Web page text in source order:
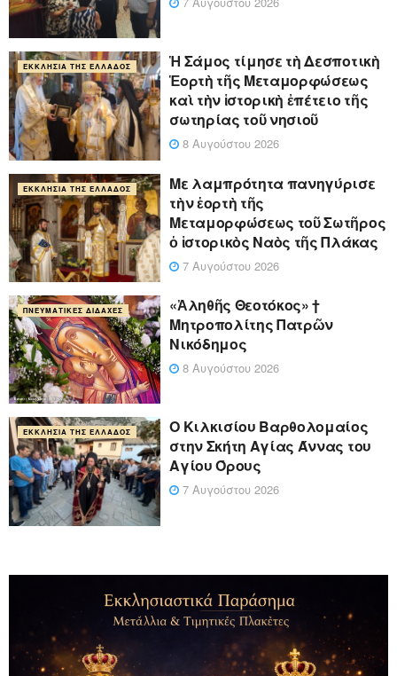
ΕΚΚΛΗΣΊΑ ΤΗΣ ΕΛΛΆΔΟΣ
Ἡ Σάμος τίμησε τὴ Δεσποτικὴ
Ἑορτὴ τῆς Μεταμορφώσεως
καὶ τὴν ἱστορικὴ ἐπέτειο τῆς
σωτηρίας τοῦ νησιοῦ
8 Αυγούστου 2026
ΕΚΚΛΗΣΊΑ ΤΗΣ ΕΛΛΆΔΟΣ
Με λαμπρότητα πανηγύρισε
τὴν ἑορτὴ τῆς
Μεταμορφώσεως τοῦ Σωτῆρος
ὁ ἱστορικὸς Ναὸς τῆς Πλάκας
7 Αυγούστου 2026
ΠΝΕΥΜΑΤΙΚΈΣ ΔΙΔΑΧΈΣ
«Ἀληθῆς Θεοτόκος» †
Μητροπολίτης Πατρῶν
Νικόδημος
8 Αυγούστου 2026
ΕΚΚΛΗΣΊΑ ΤΗΣ ΕΛΛΆΔΟΣ
Ο Κιλκισίου Βαρθολομαίος
στην Σκήτη Αγίας Άννας του
Αγίου Όρους
7 Αυγούστου 2026